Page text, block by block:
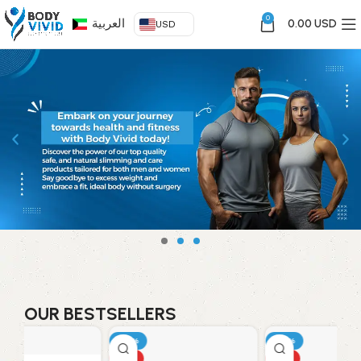
العربية USD
0 0.00 USD
OUR BESTSELLERS